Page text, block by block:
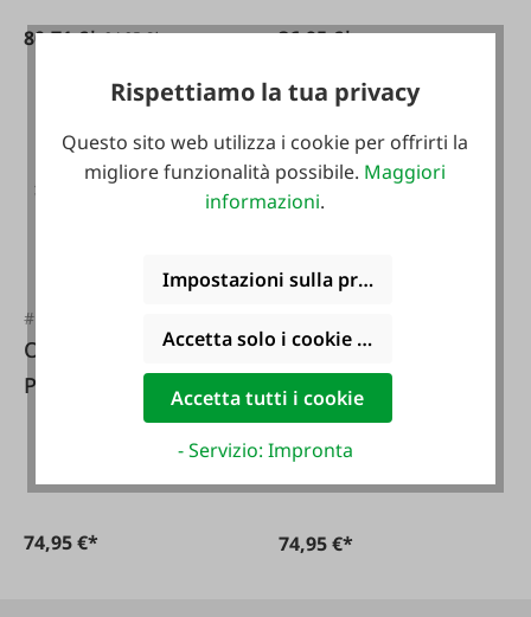
80,71 €* 94,95 €* 36,95 €*
#FA24068
Ochsenkopf
Professionista della
cintura forestale
74,95 €*
Ochsenkopf Set di
cunei
74,95 €*
Rispettiamo la tua privacy
Questo sito web utilizza i cookie per offrirti la
migliore funzionalità possibile. Maggiori
informazioni.
Impostazioni sulla privacy
Accetta solo i cookie funzionali
Accetta tutti i cookie
- Servizio: Impronta